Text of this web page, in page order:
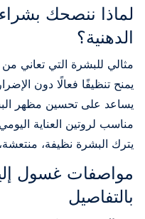
لماذا ننصحك
الدهنية؟
مثالي للبشرة التي تعاني
يمنح تنظيفًا فعالًا دون
يساعد على تحسين مظهر
مناسب لروتين العناية
يترك البشرة نظيفة،
مواصفات غسول
بالتفاصيل